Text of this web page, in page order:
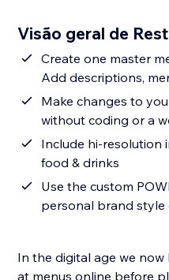
Visão geral de
Create one master
Add descriptions,
Make changes to
without coding or a
Include hi-resolution
food & drinks
Use the custom
personal brand style
In the digital age we
at menus online before